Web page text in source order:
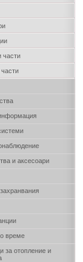
части
и аксесоари
време
за отопление и